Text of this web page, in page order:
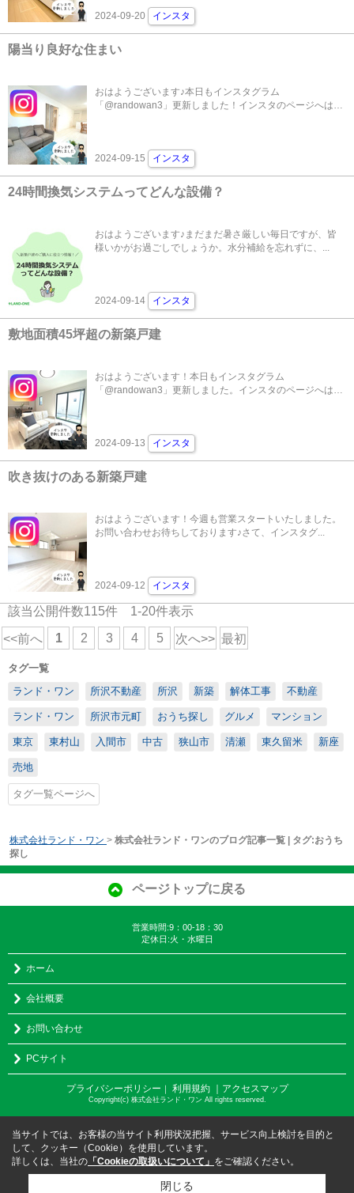
2024-09-20 インスタ
陽当り良好な住まい
おはようございます♪本日もインスタグラム
「@randowan3」更新しました！インスタのページへは
2024-09-15 インスタ
24時間換気システムってどんな設備？
おはようございます♪まだまだ暑さ厳しい毎日ですが、皆
様いかがお過ごしでしょうか。水分補給を忘れずに、...
2024-09-14 インスタ
敷地面積45坪超の新築戸建
おはようございます！本日もインスタグラム
「@randowan3」更新しました。インスタのページへは
2024-09-13 インスタ
吹き抜けのある新築戸建
おはようございます！今週も営業スタートいたしました。
お問い合わせお待ちしております♪さて、インスタグ...
2024-09-12 インスタ
該当公開件数115件 1-20件表示
<<前へ 1 2 3 4 5 次へ>> 最初
タグ一覧
ランド・ワン
所沢不動産 所沢 新築 解体工事 不動産
ランド・ワン 所沢市元町 おうち探し グルメ マンション
東京 東村山 入間市 中古 狭山市 清瀬 東久留米 新座
売地
タグ一覧ページへ
株式会社ランド・ワン > 株式会社ランド・ワンのブログ記事一覧 | タグ:おうち
探し
ページトップに戻る
営業時間:9：00-18：30
定休日:火・水曜日
ホーム
会社概要
お問い合わせ
PCサイト
プライバシーポリシー 利用規約 ｜アクセスマップ
Copyright(c) 株式会社ランド・ワン All rights reserved.
当サイトでは、お客様の当サイト利用状況把握、サービス向上検討を目的と
して、クッキー（Cookie）を使用しています。
詳しくは、当社の 「Cookieの取扱いについて」 をご確認ください。
閉じる